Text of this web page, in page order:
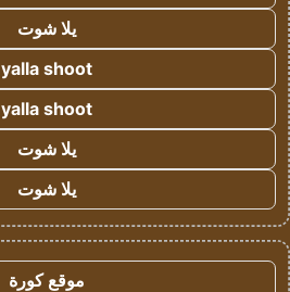
يلا شوت
yalla shoot
yalla shoot
يلا شوت
يلا شوت
موقع كورة